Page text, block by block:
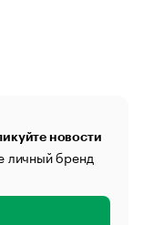
новости
личный бренд